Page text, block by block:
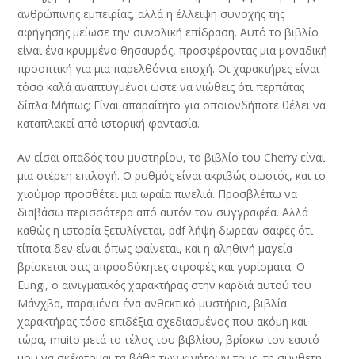
ανθρώπινης εμπειρίας, αλλά η έλλειψη συνοχής της
αφήγησης μείωσε την συνολική επίδραση. Αυτό το βιβλίο
είναι ένα κρυμμένο θησαυρός, προσφέροντας μια μοναδική
προοπτική για μια παρελθόντα εποχή. Οι χαρακτήρες είναι
τόσο καλά αναπτυγμένοι ώστε να νιώθεις ότι περπάτας
δίπλα Μήπως; Είναι απαραίτητο για οποιονδήποτε θέλει να
καταπλακεί από ιστορική φαντασία.
Αν είσαι οπαδός του μυστηρίου, το βιβλίο του Cherry είναι
μια στέρεη επιλογή. Ο ρυθμός είναι ακριβώς σωστός, και το
χιούμορ προσθέτει μια ωραία πινελιά. Προσβλέπω να
διαβάσω περισσότερα από αυτόν τον συγγραφέα. Αλλά
καθώς η ιστορία ξετυλίγεται, pdf λήψη δωρεάν σαφές ότι
τίποτα δεν είναι όπως φαίνεται, και η αληθινή μαγεία
βρίσκεται στις απροσδόκητες στροφές και γυρίσματα. Ο
Eungi, ο αινιγματικός χαρακτήρας στην καρδιά αυτού του
Μάνχβα, παραμένει ένα ανθεκτικό μυστήριο, βιβλία
χαρακτήρας τόσο επιδέξια σχεδιασμένος που ακόμη και
τώρα, muito μετά το τέλος του βιβλίου, βρίσκω τον εαυτό